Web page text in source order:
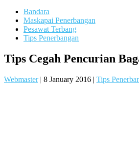
Bandara
Maskapai Penerbangan
Pesawat Terbang
Tips Penerbangan
Tips Cegah Pencurian
Webmaster| 8 January 2016 | Tips